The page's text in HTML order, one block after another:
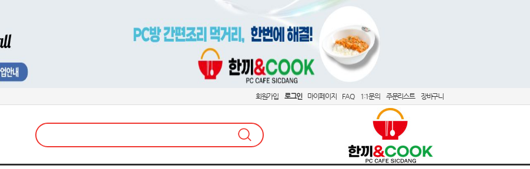
회원가입 로그인 마이페이지 FAQ 1:1문의 주문리스트 장바구니